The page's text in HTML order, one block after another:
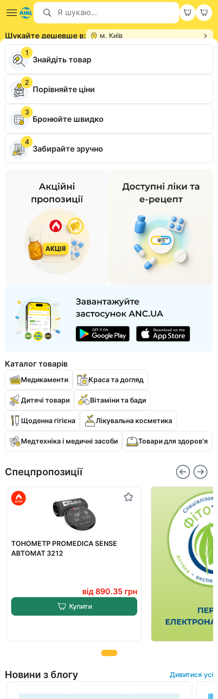
Шукайте дешевше в: м. Київ
1
Знайдіть товар
2
Порівняйте ціни
3
Бронюйте швидко
4
Забирайте зручно
Каталог товарів
Медикаменти Краса та догляд
Дитячі товари Вітаміни та бади
Щоденна гігієна Лікувальна косметика
Медтехніка і медичні засоби Товари для здоров'я
Спецпропозиції
ТОНОМЕТР PROMEDICA SENSE
АВТОМАТ 3212
від 890.35 грн
Купити
of
13
Новини з блогу Дивитися усі